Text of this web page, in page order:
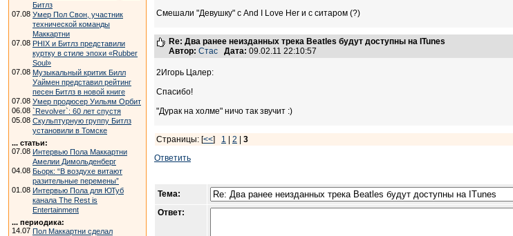
Битлз
07.08 Умер Пол Свон, участник
технической команды
Маккартни
07.08 PHIX и Битлз представили
куртку в стиле эпохи «Rubber
Soul»
07.08 Музыкальный критик Билл
Уаймен представил рейтинг
песен Битлз в новой книге
07.08 Умер продюсер Уильям Орбит
06.08 `Revolver`: 60 лет спустя
05.08 Скульптурную группу Битлз
установили в Томске
... статьи:
07.08 Интервью Пола Маккартни
Амелии Димольденберг
04.08 Бьорк: “В воздухе витают
разительные перемены”
01.08 Интервью Пола для ЮТуб
канала The Rest is
Entertainment
... периодика:
14.07 Пол Маккартни сделал
Смешали "Девушку" с And I Love Her и c ситаром (?)
Re: Два ранее неизданных трека Beatles будут доступны на ITunes
Автор: Стас Дата: 09.02.11 22:10:57
2Игорь Цалер:
Спасибо!
"Дурак на холме" ничо так звучит :)
Страницы: [<<] 1 2
3
Ответить
Тема:
Ответ: